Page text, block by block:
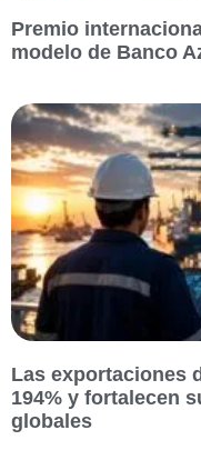
Premio
modelo de Banco
Las exportaciones
194% y fortalecen
globales